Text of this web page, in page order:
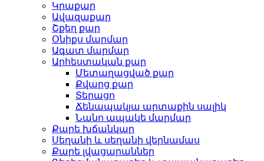
Կրաքար
Ավազաքար
Շքեղ քար
Օնիքս մարմար
Ագատ մարմար
Արհեստական ​​քար
Մետաղացված քար
Քվարց քար
Տերացո
Ճենապակյա արտաքին սալիկ
Նանո ապակե մարմար
Քարե խճանկար
Սեղանի և սեղանի վերնամաս
Քարե լվացարաններ